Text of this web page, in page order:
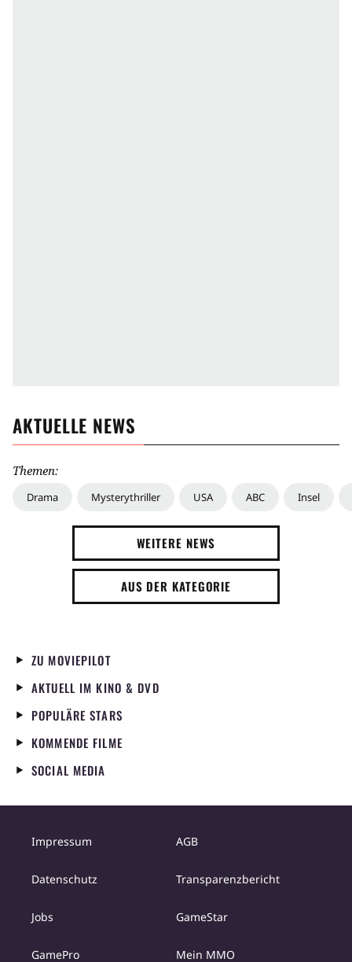
AKTUELLE NEWS
Themen:
Drama Mysterythriller USA ABC Insel
WEITERE NEWS
AUS DER KATEGORIE
ZU MOVIEPILOT
AKTUELL IM KINO & DVD
POPULÄRE STARS
KOMMENDE FILME
SOCIAL MEDIA
Impressum AGB
Datenschutz Transparenzbericht
Jobs GameStar
GamePro Mein MMO